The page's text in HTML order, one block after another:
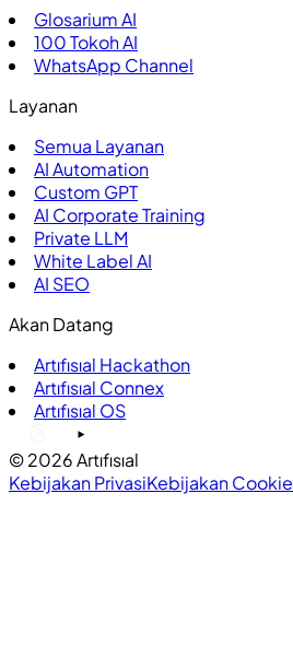
Glosarium AI
100Tokoh AI
WhatsApp Channel
Layanan
Semua Layanan
AI Automation
Custom GPT
AI Corporate Training
Private LLM
White Label AI
AI SEO
Akan Datang
Artıfısıal Hackathon
Artıfısıal Connex
Artıfısıal OS
©2026Artıfısıal
Kebijakan PrivasiKebijakan Cookie